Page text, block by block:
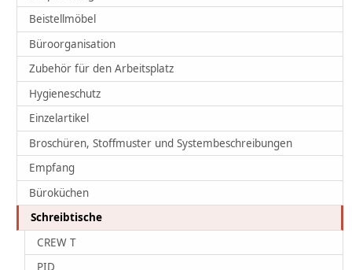
Beistellmöbel
Büroorganisation
Zubehör für den Arbeitsplatz
Hygieneschutz
Einzelartikel
Broschüren, Stoffmuster und Systembeschreibungen
Empfang
Büroküchen
Schreibtische
CREW T
PID